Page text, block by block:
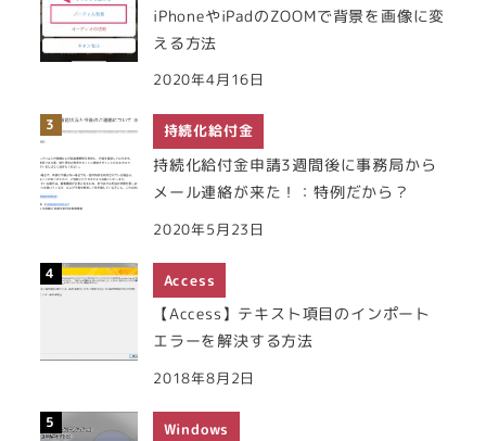
iPhoneやiPadのZOOMで背景を画像に変
える方法
2020年4月16日
持続化給付金
持続化給付金申請3週間後に事務局から
メール連絡が来た！：特例だから？
2020年5月23日
Access
【Access】テキスト項目のインポート
エラーを解決する方法
2018年8月2日
Windows